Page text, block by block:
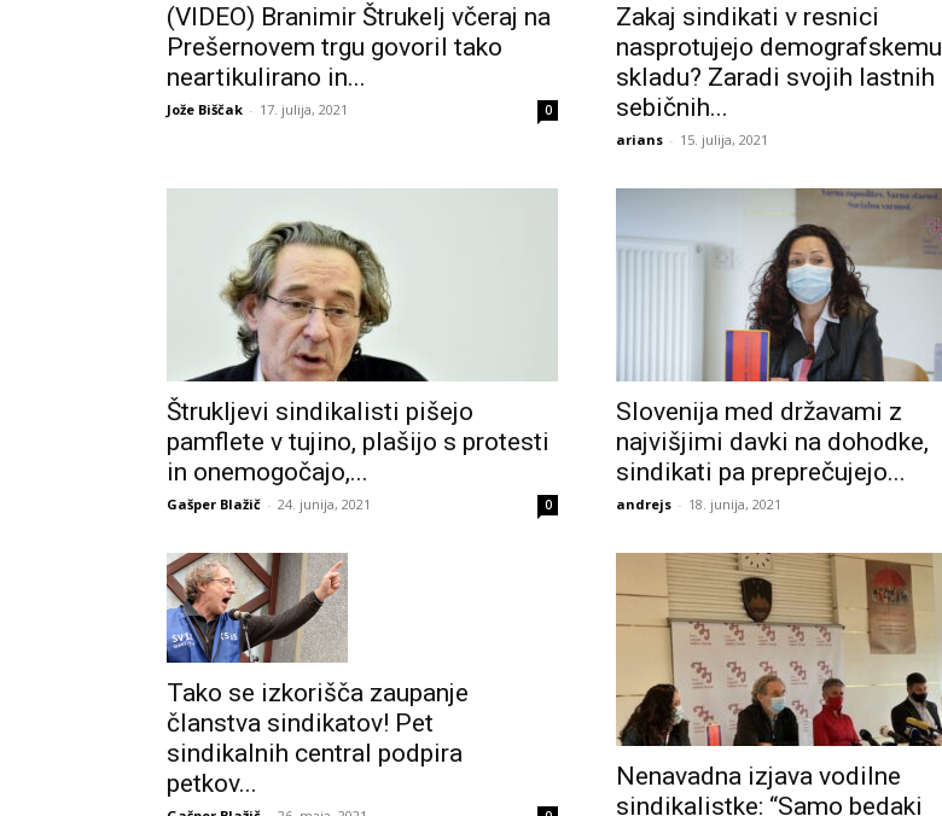
(VIDEO) Branimir Štrukelj včeraj na
Prešernovem trgu govoril tako
neartikulirano in...
Jože Biščak - 17. julija, 2021 0
Zakaj sindikati v resnici
nasprotujejo demografskemu
skladu? Zaradi svojih lastnih
sebičnih...
arians - 15. julija, 2021
Štrukljevi sindikalisti pišejo
pamflete v tujino, plašijo s protesti
in onemogočajo,...
Gašper Blažič - 24. junija, 2021 0
Slovenija med državami z
najvišjimi davki na dohodke,
sindikati pa preprečujejo...
andrejs - 18. junija, 2021
Tako se izkorišča zaupanje
članstva sindikatov! Pet
sindikalnih central podpira
petkov...
Nenavadna izjava vodilne
sindikalistke: “Samo bedaki